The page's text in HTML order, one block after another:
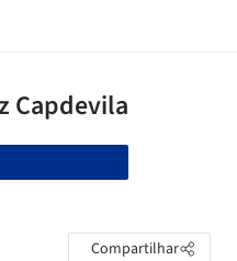
Compartilhar